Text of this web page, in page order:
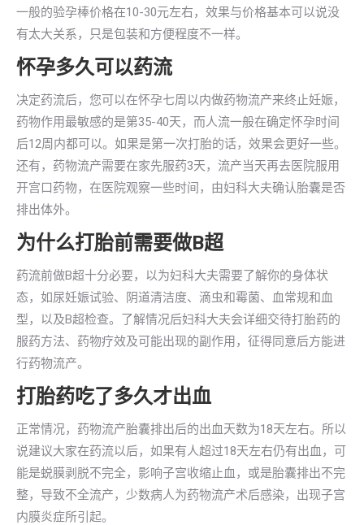
一般的验孕棒价格在10-30元左右，效果与价格基本可以说没
有太大关系，只是包装和方便程度不一样。
怀孕多久可以药流
决定药流后，您可以在怀孕七周以内做药物流产来终止妊娠，
药物作用最敏感的是第35-40天，而人流一般在确定怀孕时间
后12周内都可以。如果是第一次打胎的话，效果会更好一些。
还有，药物流产需要在家先服药3天，流产当天再去医院服用
开宫口药物，在医院观察一些时间，由妇科大夫确认胎囊是否
排出体外。
为什么打胎前需要做B超
药流前做B超十分必要，以为妇科大夫需要了解你的身体状
态，如尿妊娠试验、阴道清洁度、滴虫和霉菌、血常规和血
型，以及B超检查。了解情况后妇科大夫会详细交待打胎药的
服药方法、药物疗效及可能出现的副作用，征得同意后方能进
行药物流产。
打胎药吃了多久才出血
正常情况，药物流产胎囊排出后的出血天数为18天左右。所以
说建议大家在药流以后，如果有人超过18天左右仍有出血，可
能是蜕膜剥脱不完全，影响子宫收缩止血，或是胎囊排出不完
整，导致不全流产，少数病人为药物流产术后感染，出现子宫
内膜炎症所引起。